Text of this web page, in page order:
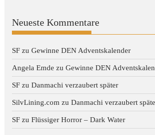
Neueste Kommentare
SF zuGewinne DEN Adventskalender
Angela Emde zuGewinne DEN
SF zuDanmachi verzaubert später
SilvLining.com zuDanmachi verzaubert
SF zuFlüssiger Horror – Dark Water